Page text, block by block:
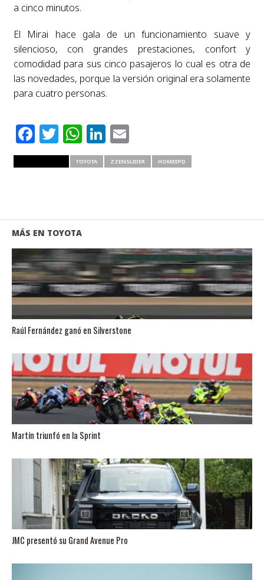
a cinco minutos.
El Mirai hace gala de un funcionamiento suave y
silencioso, con grandes prestaciones, confort y
comodidad para sus cinco pasajeros lo cual es otra de
las novedades, porque la versión original era solamente
para cuatro personas.
Facebook
Twitter
WhatsApp
LinkedIn
Email
TOYOTA ZZENSLIDER HOMEEPD
MÁS EN TOYOTA
Raúl Fernández ganó en Silverstone
Martín triunfó en la Sprint
JMC presentó su Grand Avenue Pro